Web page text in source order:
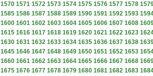
1570 1571 1572 1573 1574 1575 1576 1577 1578
1585 1586 1587 1588 1589 1590 1591 1592 1593
1600 1601 1602 1603 1604 1605 1606 1607 1608
1615 1616 1617 1618 1619 1620 1621 1622 1623
1630 1631 1632 1633 1634 1635 1636 1637 1638
1645 1646 1647 1648 1649 1650 1651 1652 1653
1660 1661 1662 1663 1664 1665 1666 1667 1668
1675 1676 1677 1678 1679 1680 1681 1682 1683